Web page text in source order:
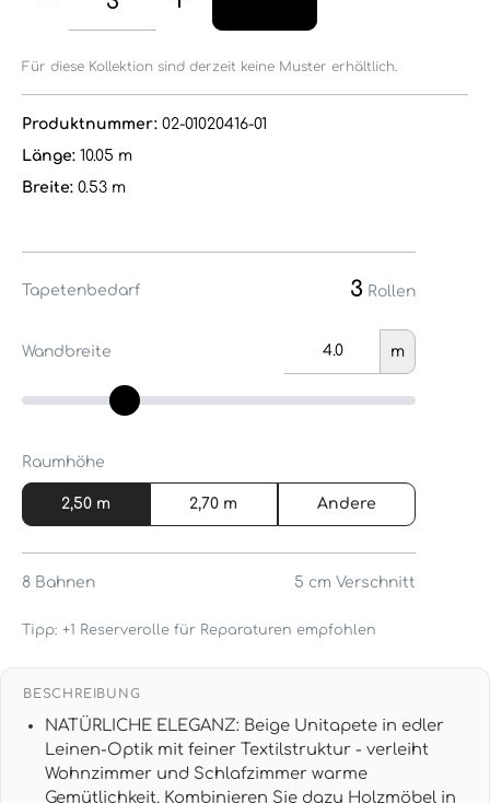
Für diese Kollektion sind derzeit keine Muster erhältlich.
Produktnummer: 02-01020416-01
Länge: 10.05 m
Breite: 0.53 m
Tapetenbedarf 3 Rollen
Wandbreite m
Raumhöhe
2,50 m 2,70 m Andere
8 Bahnen 5 cm Verschnitt
Tipp: +1 Reserverolle für Reparaturen empfohlen
BESCHREIBUNG
NATÜRLICHE ELEGANZ: Beige Unitapete in edler
Leinen-Optik mit feiner Textilstruktur - verleiht
Wohnzimmer und Schlafzimmer warme
Gemütlichkeit. Kombinieren Sie dazu Holzmöbel in